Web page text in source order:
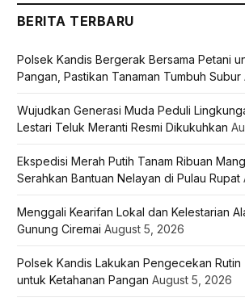
BERITA TERBARU
Polsek Kandis Bergerak Bersama Petani
Pangan, Pastikan Tanaman Tumbuh Subur
Wujudkan Generasi Muda Peduli
Lestari Teluk Meranti Resmi Dikukuhkan
Ekspedisi Merah Putih Tanam Ribuan
Serahkan Bantuan Nelayan di Pulau Rupat
Menggali Kearifan Lokal dan Kelestarian
Gunung Ciremai August 5, 2026
Polsek Kandis Lakukan Pengecekan Rutin
untuk Ketahanan Pangan August 5, 2026